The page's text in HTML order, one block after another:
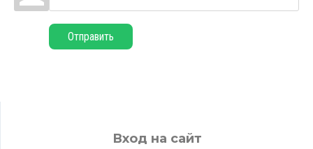
Отправить
Вход на сайт